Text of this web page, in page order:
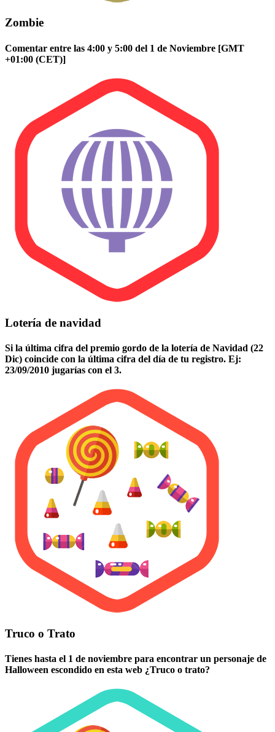
Zombie
Comentar entre las 4:00 y 5:00 del 1 de Noviembre [GMT
+01:00 (CET)]
Lotería de navidad
Si la última cifra del premio gordo de la lotería de Navidad (22
Dic) coincide con la última cifra del día de tu registro. Ej:
23/09/2010 jugarías con el 3.
Truco o Trato
Tienes hasta el 1 de noviembre para encontrar un personaje de
Halloween escondido en esta web ¿Truco o trato?